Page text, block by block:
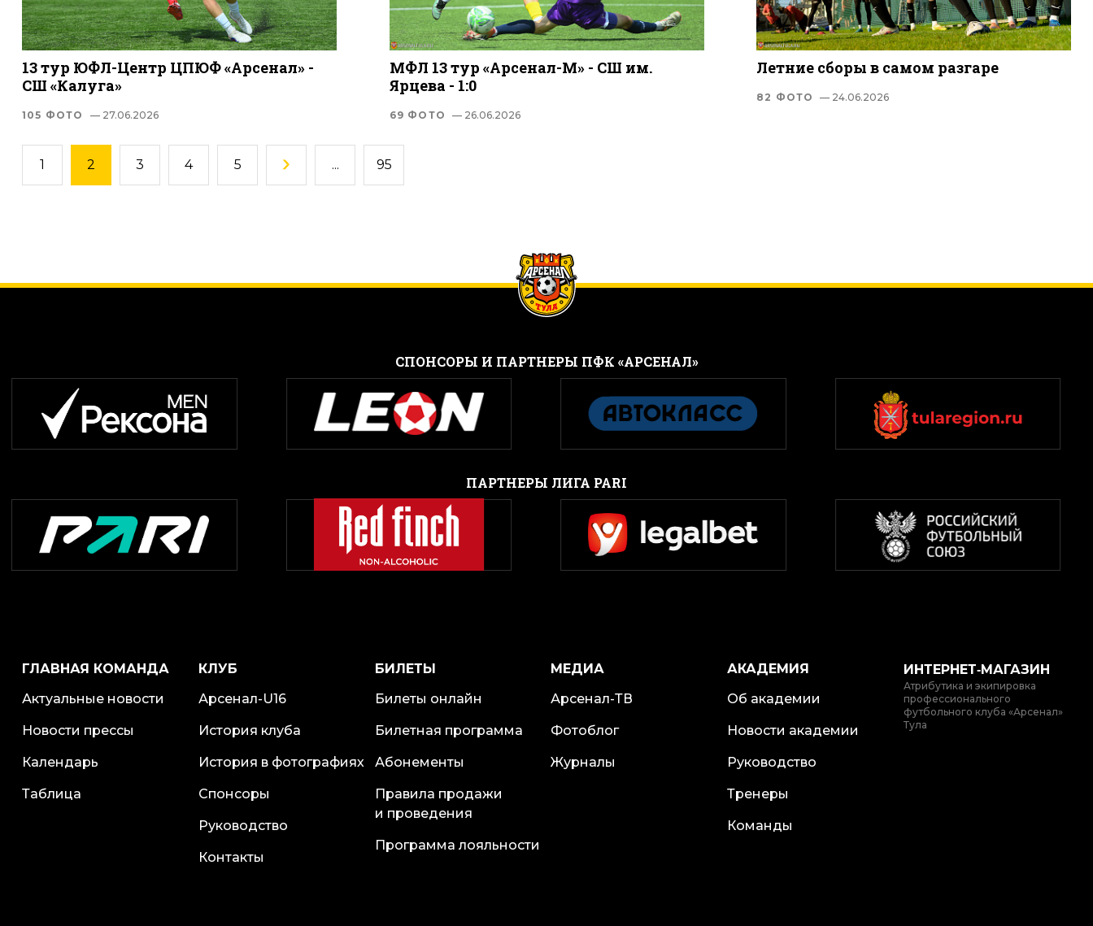
13 тур ЮФЛ-Центр ЦПЮФ «Арсенал» -
СШ «Калуга»
105 ФОТО — 27.06.2026
МФЛ 13 тур «Арсенал-М» - СШ им.
Ярцева - 1:0
69 ФОТО — 26.06.2026
Летние сборы в самом разгаре
82 ФОТО — 24.06.2026
1 2 3 4 5 ... 95
CПОНСОРЫ И ПАРТНЕРЫ ПФК «АРСЕНАЛ»
ПАРТНЕРЫ ЛИГА PARI
ГЛАВНАЯ КОМАНДА
Актуальные новости
Новости прессы
Календарь
Таблица
КЛУБ
Арсенал-U16
История клуба
История в фотографиях
Спонсоры
Руководство
Контакты
БИЛЕТЫ
Билеты онлайн
Билетная программа
Абонементы
Правила продажи
и проведения
Программа лояльности
МЕДИА
Арсенал-ТВ
Фотоблог
Журналы
АКАДЕМИЯ
Об академии
Новости академии
Руководство
Тренеры
Команды
ИНТЕРНЕТ‑МАГАЗИН
Атрибутика и экипировка
профессионального
футбольного клуба «Арсенал»
Тула